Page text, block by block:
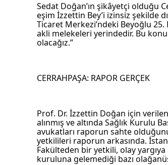
Sedat Doğan’ın şikâyetçi olduğu
eşim İzzettin Bey’i izinsiz şekilde
Ticaret Merkezi’ndeki Beyoğlu 25.
akli melekeleri yerindedir. Bu
olacağız.”
CERRAHPAŞA: RAPOR GERÇEK
Prof. Dr. İzzettin Doğan için
alınmış ve altında Sağlık Kurulu
avukatları raporun sahte
yetkilileri raporun arkasında.
Fakülteden bir yetkili, olay
kuruluna gelemediği bazı